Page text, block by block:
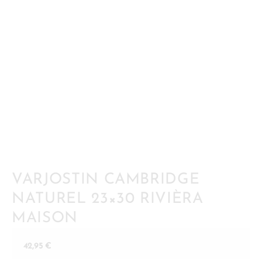
VARJOSTIN CAMBRIDGE
NATUREL 23×30 RIVIÈRA
MAISON
42,95 €